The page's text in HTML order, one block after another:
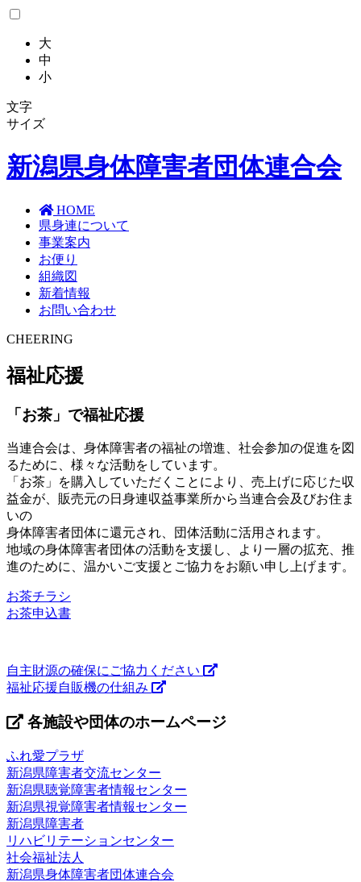
大
中
小
文字
サイズ
新潟県身体障害者団体連合会
HOME
県身連について
事業案内
お便り
組織図
新着情報
お問い合わせ
CHEERING
福祉応援
「お茶」で福祉応援
当連合会は、身体障害者の福祉の増進、社会参加の促進を図
るために、様々な活動をしています。
「お茶」を購入していただくことにより、売上げに応じた収
益金が、販売元の日身連収益事業所から当連合会及びお住ま
いの
身体障害者団体に還元され、団体活動に活用されます。
地域の身体障害者団体の活動を支援し、より一層の拡充、推
進のために、温かいご支援とご協力をお願い申し上げます。
お茶チラシ
お茶申込書
自主財源の確保にご協力ください
福祉応援自販機の仕組み
各施設や団体のホームページ
ふれ愛プラザ
新潟県障害者交流センター
新潟県聴覚障害者情報センター
新潟県視覚障害者情報センター
新潟県障害者
リハビリテーションセンター
社会福祉法人
新潟県身体障害者団体連合会